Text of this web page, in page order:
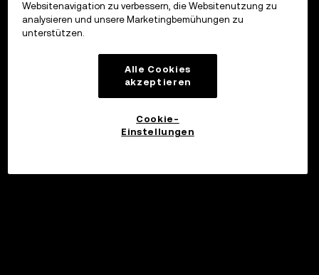
Websitenavigation zu verbessern, die Websitenutzung zu
analysieren und unsere Marketingbemühungen zu
unterstützen.
Alle Cookies
akzeptieren
Cookie-
Einstellungen